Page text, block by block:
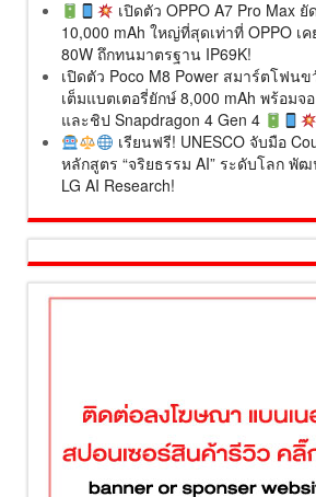
เปิดตัว OPPO A7 Pro Max
10,000 mAh ใหญ่ที่สุดเท่าที่ OPPO เ
80W ถึกทนมาตรฐาน IP69K!
เปิดตัว Poco M8 Power สมาร์ตโฟน
เต็มแบตเตอรี่ยักษ์ 8,000 mAh พร้อมจ
และชิป Snapdragon 4 Gen 4
เรียนฟรี! UNESCO จับมือ
หลักสูตร “จริยธรรม AI” ระดับโลก พั
LG AI Research!